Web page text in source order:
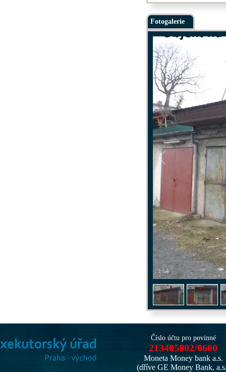
Fotogalerie
1/4
Číslo účtu pro povinné
213405802/0600
Moneta Money bank a.s.
(dříve GE Money Bank,